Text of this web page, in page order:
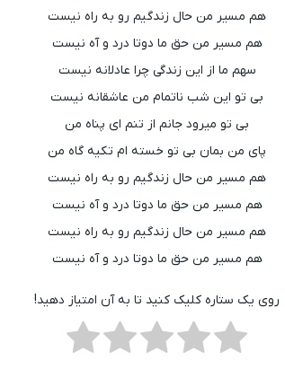
هم مسیر من حال زندگیم رو به راه نیست
هم مسیر من حق ما دوتا درد و آه نیست
سهم ما از این زندگی چرا عادلانه نیست
بی تو این شب ناتمام من عاشقانه نیست
بی تو میرود جانم از تنم ای پناه من
پای من بمان بی تو خسته ام تکیه گاه من
هم مسیر من حال زندگیم رو به راه نیست
هم مسیر من حق ما دوتا درد و آه نیست
هم مسیر من حال زندگیم رو به راه نیست
هم مسیر من حق ما دوتا درد و آه نیست
روی یک ستاره کلیک کنید تا به آن امتیاز دهید!